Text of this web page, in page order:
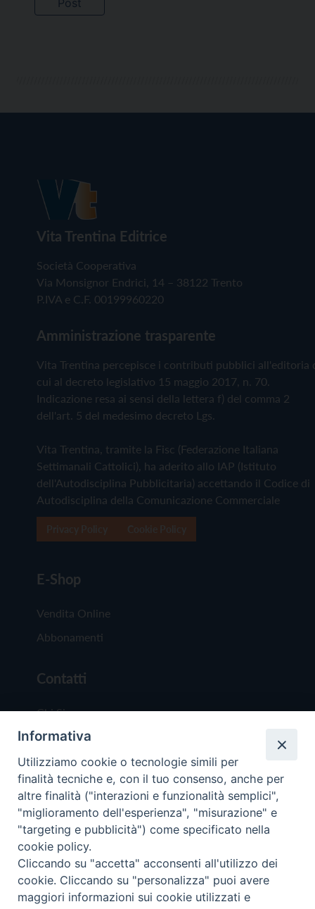
Vita Trentina Editrice
Società Cooperativa
Via Monsignor Endrici, 14 – 38122 Trento
P.IVA e C.F. 00199960220
Amministrazione trasparente
Vita Trentina percepisce i contributi pubblici all'editoria
cui al decreto legislativo 15 maggio 2017, n. 70.
Indicazione resa ai sensi della lettera f) del comma 2
dell'art. 5 del medesimo decreto Lgs.
Vita Trentina, tramite la Fisc (Federazione Italiana
Settimanali Cattolici), ha aderito allo IAP (Istituto
dell'Autodisciplina Pubblicitaria) accettando il Codice di
Autodisciplina della Comunicazione Commerciale
E-Shop
Vendita Online
Abbonamenti
Contatti
Chi Siamo
Redazione
Scrivici
Copyright © 2019 - Tutti i diritti riservati - Vita
Trentina Editrice
Privacy Policy
Informativa
Utilizziamo cookie o tecnologie simili per
finalità tecniche e, con il tuo consenso, anche per
altre finalità ("interazioni e funzionalità semplici",
"miglioramento dell'esperienza", "misurazione" e
"targeting e pubblicità") come specificato nella
cookie policy.
Cliccando su "accetta" acconsenti all'utilizzo dei
cookie. Cliccando su "personalizza" puoi avere
maggiori informazioni sui cookie utilizzati e